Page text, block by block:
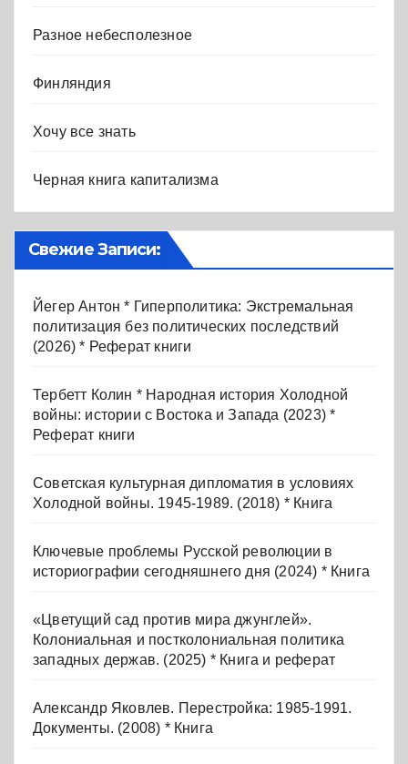
Разное небесполезное
Финляндия
Хочу все знать
Черная книга капитализма
Свежие Записи:
Йегер Антон * Гиперполитика: Экстремальная
политизация без политических последствий
(2026) * Реферат книги
Тербетт Колин * Народная история Холодной
войны: истории с Востока и Запада (2023) *
Реферат книги
Советская культурная дипломатия в условиях
Холодной войны. 1945-1989. (2018) * Книга
Ключевые проблемы Русской революции в
историографии сегодняшнего дня (2024) * Книга
«Цветущий сад против мира джунглей».
Колониальная и постколониальная политика
западных держав. (2025) * Книга и реферат
Александр Яковлев. Перестройка: 1985-1991.
Документы. (2008) * Книга